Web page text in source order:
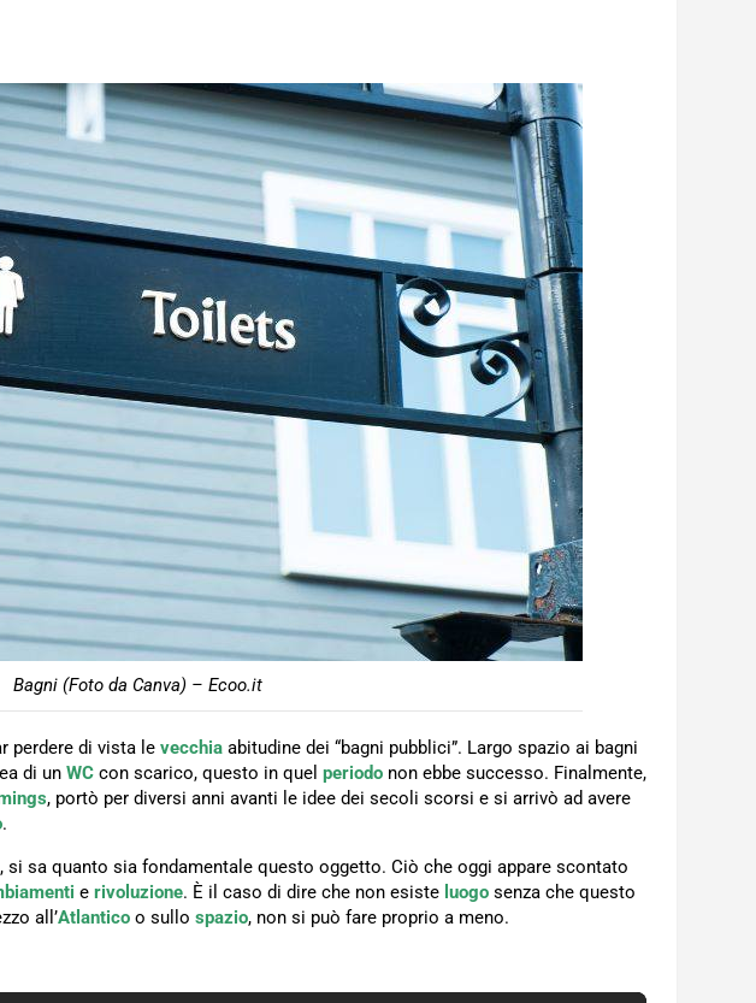
Bagni (Foto da Canva) – Ecoo.it
perdere di vista le vecchia abitudine dei “bagni pubblici”. Largo spazio ai bagni
di un WC con scarico, questo in quel periodo non ebbe successo. Finalmente,
, portò per diversi anni avanti le idee dei secoli scorsi e si arrivò ad avere
.
si sa quanto sia fondamentale questo oggetto. Ciò che oggi appare scontato
e rivoluzione. È il caso di dire che non esiste luogo senza che questo
all’Atlantico o sullo spazio, non si può fare proprio a meno.